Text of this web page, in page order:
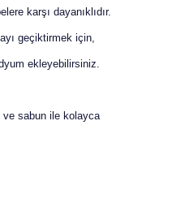
karşı dayanıklıdır.
geçiktirmek için,
ekleyebilirsiniz.
ve sabun ile kolayca